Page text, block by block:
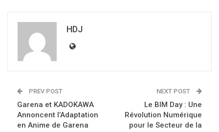
HDJ
PREV POST
Garena et KADOKAWA
Annoncent l’Adaptation
en Anime de Garena
NEXT POST
Le BIM Day : Une
Révolution Numérique
pour le Secteur de la